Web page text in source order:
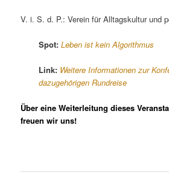
V. i. S. d. P.: Verein für Alltagskultur und
Spot: Leben ist kein Algorithmus
Link: Weitere Informationen zur
dazugehörigen Rundreise
Über eine Weiterleitung dieses
freuen wir uns!